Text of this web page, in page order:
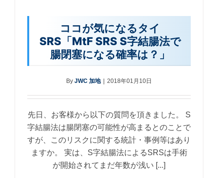
ココが気になるタイ
SRS「MtF SRS S字結腸法で
腸閉塞になる確率は？」
By JWC 加地 2018年01月10日
先日、お客様から以下の質問を頂きました。 S
字結腸法は腸閉塞の可能性が高まるとのことで
すが、このリスクに関する統計・事例等はあり
ますか。 実は、S字結腸法によるSRSは手術
が開始されてまだ年数が浅い [...]